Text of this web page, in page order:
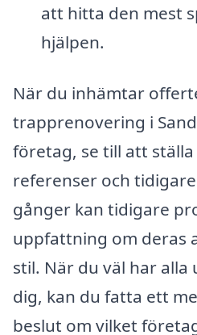
att hitta den mest
hjälpen.
När du inhämtar
trapprenovering i
företag, se till att
referenser och
gånger kan tidigare
uppfattning om deras
stil. När du väl har
dig, kan du fatta ett
beslut om vilket